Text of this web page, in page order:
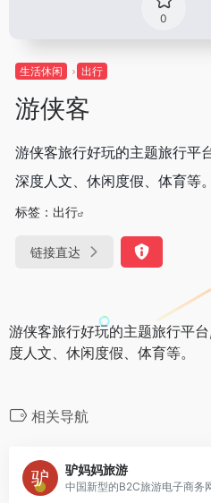
0
生活休闲 出行
游侠客
游侠客旅行好玩的主题旅行平
深度人文、休闲度假、体育等。
标签： 出行
链接直达
游侠客旅行好玩的主题旅行平
度人文、休闲度假、体育等。
相关导航
驴妈妈旅游